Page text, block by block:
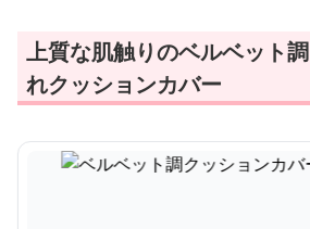
上質な肌触りのベルベット
れクッションカバー